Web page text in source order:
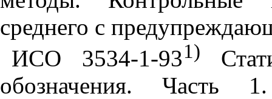
среднего с
ИСО 3534-1-931)
обозначения. Часть